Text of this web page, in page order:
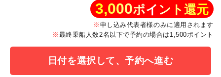
3,000ポイント還元
申し込み代表者様のみに適用されます
最終乗船人数2名以下で予約の場合は1,500ポイント
日付を選択して、予約へ進む